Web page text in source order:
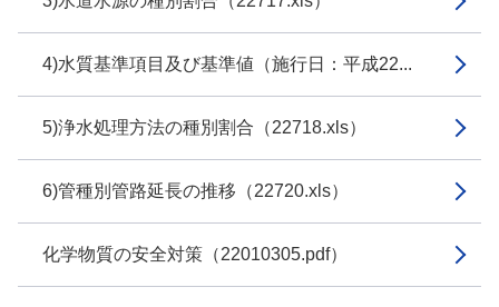
4)水質基準項目及び基準値（施行日：平成22...
5)浄水処理方法の種別割合（22718.xls）
6)管種別管路延長の推移（22720.xls）
化学物質の安全対策（22010305.pdf）